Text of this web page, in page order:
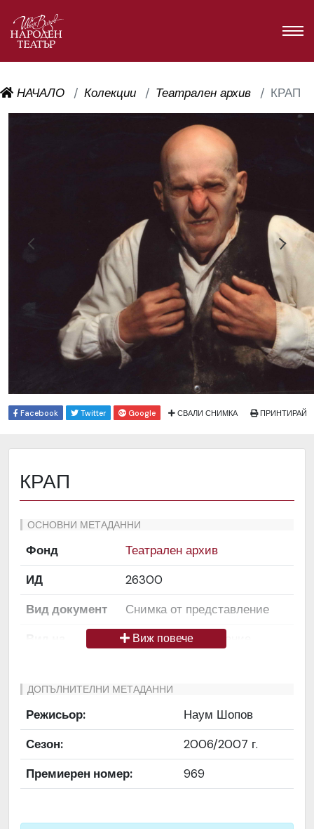
НАЧАЛО Колекции Театрален архив КРАП
Facebook Twitter Google СВАЛИ СНИМКА ПРИНТИРАЙ
КРАП
ОСНОВНИ МЕТАДАННИ
Фонд
Театрален архив
ИД
26300
Вид документ
Снимка от представление
Снимка / изображение
Език на
Български
Права за
ползване
Да се цитира източник:
„Художествен архив НТ
„Иван Вазов“
Виж повече
ДОПЪЛНИТЕЛНИ МЕТАДАННИ
Режисьор:
Наум Шопов
Сезон:
2006/2007 г.
Премиерен номер:
969